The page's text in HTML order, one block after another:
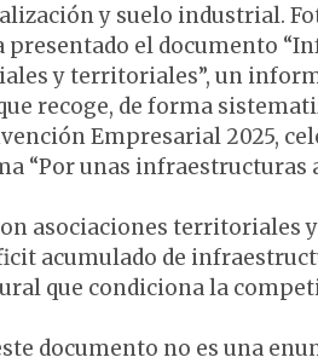
y suelo industrial.
presentado el documento
y territoriales”, un
recoge, de forma
Empresarial 2025,
“Por unas infraestructuras
asociaciones territoriales
acumulado de
que condiciona la
documento no es una